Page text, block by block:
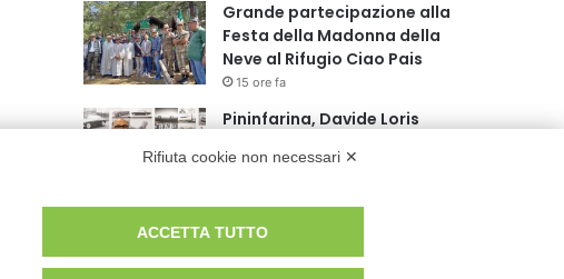
Grande partecipazione alla
Festa della Madonna della
Neve al Rifugio Ciao Pais
15 ore fa
Pininfarina, Davide Loris
Creative Officer
Cesana Torinese: il secondo
cuore dell’estate
Rifiuta cookie non necessari ✕
ACCETTA TUTTO